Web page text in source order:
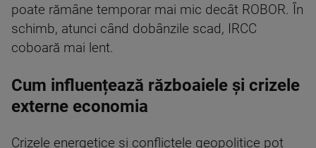
poate rămâne temporar mai mic decât ROBOR. În
schimb, atunci când dobânzile scad, IRCC
coboară mai lent.
Cum influențează războaiele și crizele
externe economia
Crizele energetice și conflictele geopolitice pot